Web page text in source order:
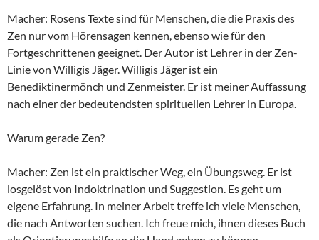
Macher: Rosens Texte sind für Menschen, die die Praxis des
Zen nur vom Hörensagen kennen, ebenso wie für den
Fortgeschrittenen geeignet. Der Autor ist Lehrer in der Zen-
Linie von Willigis Jäger. Willigis Jäger ist ein
Benediktinermönch und Zenmeister. Er ist meiner Auffassung
nach einer der bedeutendsten spirituellen Lehrer in Europa.
Warum gerade Zen?
Macher: Zen ist ein praktischer Weg, ein Übungsweg. Er ist
losgelöst von Indoktrination und Suggestion. Es geht um
eigene Erfahrung. In meiner Arbeit treffe ich viele Menschen,
die nach Antworten suchen. Ich freue mich, ihnen dieses Buch